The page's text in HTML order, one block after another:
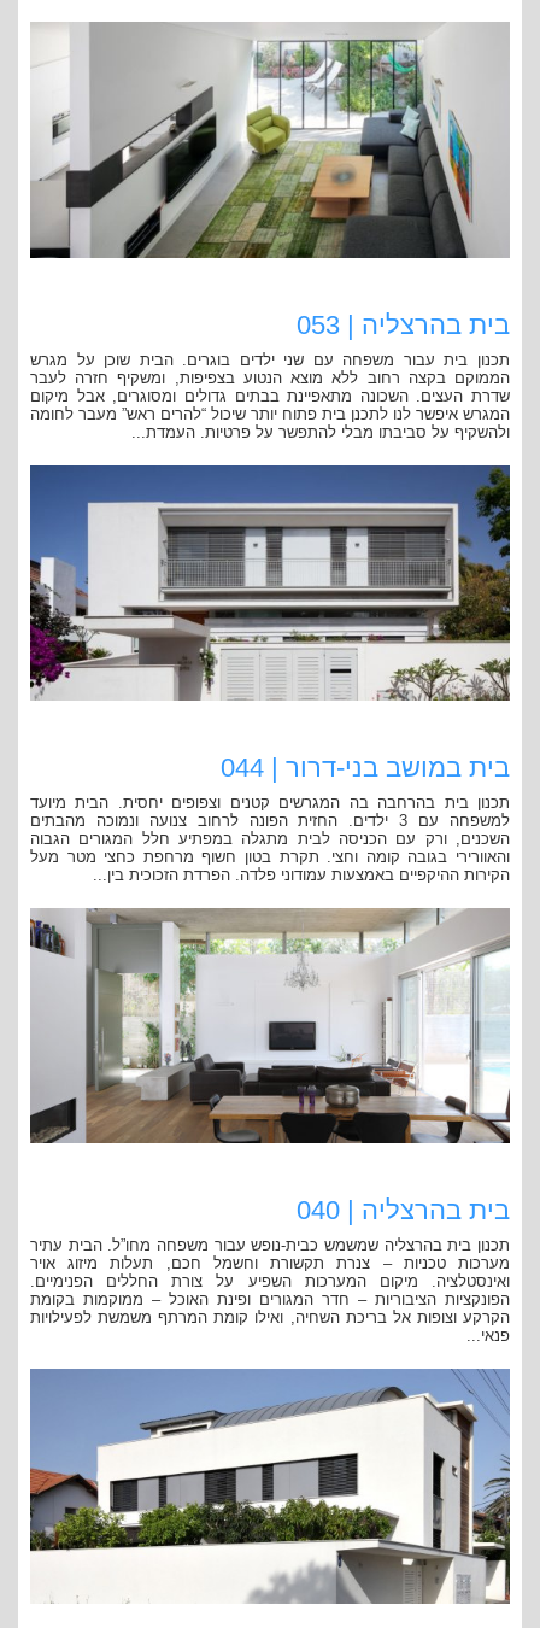
בית בהרצליה | 053
תכנון בית עבור משפחה עם שני ילדים בוגרים. הבית שוכן על מגרש
הממוקם בקצה רחוב ללא מוצא הנטוע בצפיפות, ומשקיף חזרה לעבר
שדרת העצים. השכונה מתאפיינת בבתים גדולים ומסוגרים, אבל מיקום
המגרש איפשר לנו לתכנן בית פתוח יותר שיכול “להרים ראש” מעבר לחומה
ולהשקיף על סביבתו מבלי להתפשר על פרטיות. העמדת...
בית במושב בני-דרור | 044
תכנון בית בהרחבה בה המגרשים קטנים וצפופים יחסית. הבית מיועד
למשפחה עם 3 ילדים. החזית הפונה לרחוב צנועה ונמוכה מהבתים
השכנים, ורק עם הכניסה לבית מתגלה במפתיע חלל המגורים הגבוה
והאוורירי בגובה קומה וחצי. תקרת בטון חשוף מרחפת כחצי מטר מעל
הקירות ההיקפיים באמצעות עמודוני פלדה. הפרדת הזכוכית בין...
בית בהרצליה | 040
תכנון בית בהרצליה שמשמש כבית-נופש עבור משפחה מחו”ל. הבית עתיר
מערכות טכניות – צנרת תקשורת וחשמל חכם, תעלות מיזוג אויר
ואינסטלציה. מיקום המערכות השפיע על צורת החללים הפנימיים.
הפונקציות הציבוריות – חדר המגורים ופינת האוכל – ממוקמות בקומת
הקרקע וצופות אל בריכת השחיה, ואילו קומת המרתף משמשת לפעילויות
פנאי...